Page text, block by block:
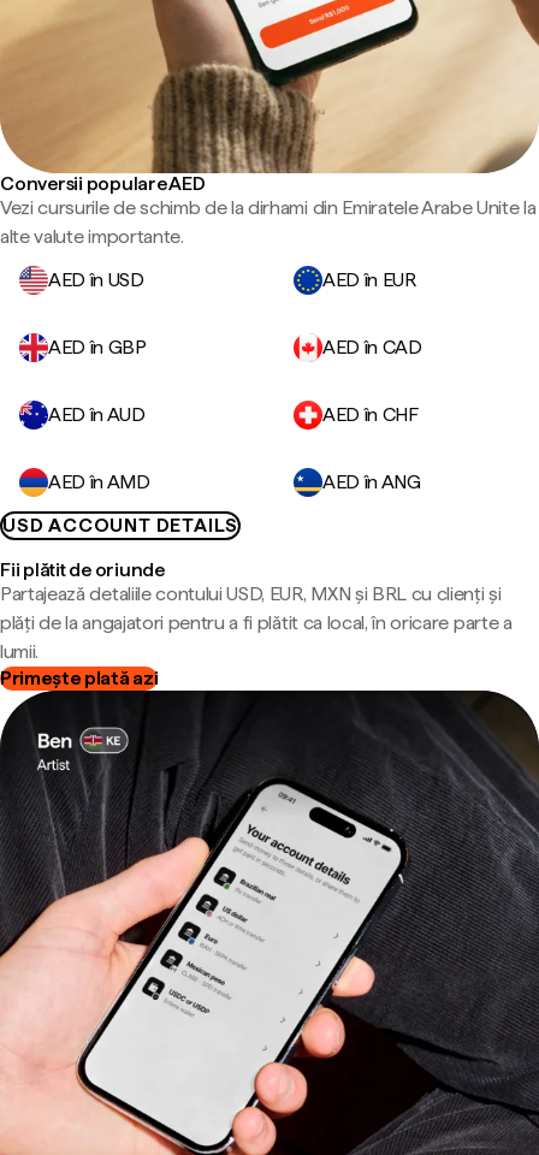
Conversii populare AED
Vezi cursurile de schimb de la dirhami din Emiratele Arabe Unite la
alte valute importante.
AED în USD
AED în EUR
AED în GBP AED în CAD
AED în AUD AED în CHF
AED în AMD
AED în ANG
USD ACCOUNT DETAILS
Fii plătit de oriunde
Partajează detaliile contului USD, EUR, MXN și BRL cu clienți și
plăți de la angajatori pentru a fi plătit ca local, în oricare parte a
lumii.
Primește plată azi